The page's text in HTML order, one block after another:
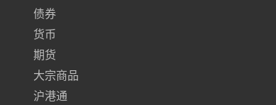
债券
货币
期货
大宗商品
沪港通